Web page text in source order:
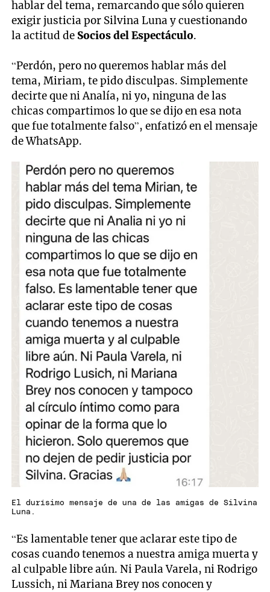
hablar del tema, remarcando que sólo quieren
exigir justicia por Silvina Luna y cuestionando
la actitud de Socios del Espectáculo.
“Perdón, pero no queremos hablar más del
tema, Miriam, te pido disculpas. Simplemente
decirte que ni Analía, ni yo, ninguna de las
chicas compartimos lo que se dijo en esa nota
que fue totalmente falso”, enfatizó en el mensaje
de WhatsApp.
El durísimo mensaje de una de las amigas de Silvina
Luna.
“Es lamentable tener que aclarar este tipo de
cosas cuando tenemos a nuestra amiga muerta y
al culpable libre aún. Ni Paula Varela, ni Rodrigo
Lussich, ni Mariana Brey nos conocen y